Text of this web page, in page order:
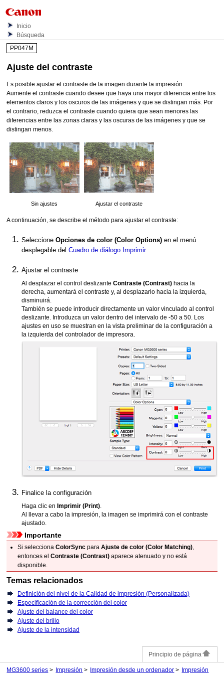
Inicio
Búsqueda
PP047M
Ajuste del contraste
Es posible ajustar el contraste de la imagen durante la impresión.
Aumente el contraste cuando desee que haya una mayor diferencia entre los
elementos claros y los oscuros de las imágenes y que se distingan más. Por
el contrario, reduzca el contraste cuando quiera que sean menores las
diferencias entre las zonas claras y las oscuras de las imágenes y que se
distingan menos.
Sin ajustes Ajustar el contraste
A continuación, se describe el método para ajustar el contraste:
SeleccioneOpciones de color (Color Options) en el menú
desplegable delCuadro de diálogo Imprimir
Ajustar el contraste
Al desplazar el control deslizanteContraste (Contrast) hacia la
derecha, aumentará el contraste y, al desplazarlo hacia la izquierda,
disminuirá.
También se puede introducir directamente un valor vinculado al control
deslizante.
Introduzca un valor dentro del intervalo de -50 a 50.
Los
ajustes en uso se muestran en la vista preliminar de la configuración a
la izquierda del controlador de impresora.
Finalice la configuración
Haga clic enImprimir (Print)
Al llevar a cabo la impresión, la imagen se imprimirá con el contraste
ajustado.
Importante
Si seleccionaColorSync paraAjuste de color (Color Matching)
entonces elContraste (Contrast) aparece atenuado y no está
disponible.
Temas relacionados
Definición del nivel de la Calidad de impresión (Personalizada)
Especificación de la corrección del color
Ajuste del balance del color
Ajuste del brillo
Ajuste de la intensidad
Principio de página
MG3600 series Impresión Impresión desde un ordenador Impresión